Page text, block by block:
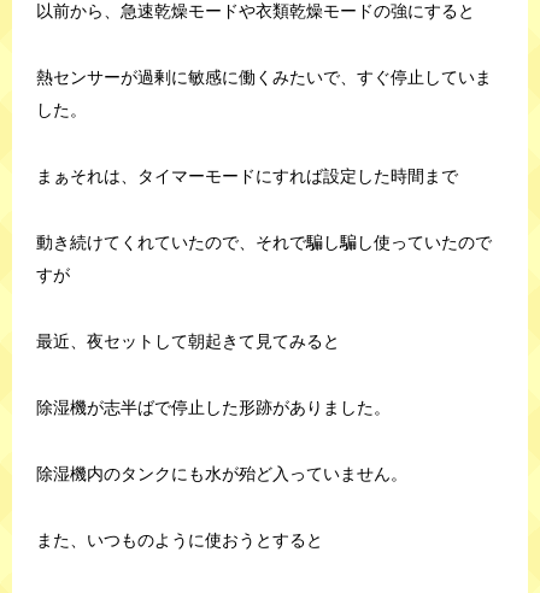
以前から、急速乾燥モードや衣類乾燥モードの強にすると
熱センサーが過剰に敏感に働くみたいで、すぐ停止していま
した。
まぁそれは、タイマーモードにすれば設定した時間まで
動き続けてくれていたので、それで騙し騙し使っていたので
すが
最近、夜セットして朝起きて見てみると
除湿機が志半ばで停止した形跡がありました。
除湿機内のタンクにも水が殆ど入っていません。
また、いつものように使おうとすると